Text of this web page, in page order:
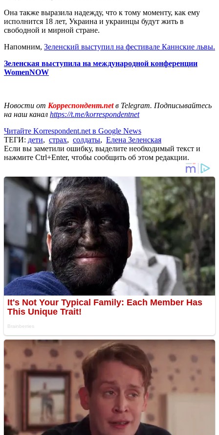
Она также выразила надежду, что к тому моменту, как ему
исполнится 18 лет, Украина и украинцы будут жить в
свободной и мирной стране.
Напомним, Зеленский выступил на фестивале Каннские львы.
Зеленская выступила на международной конференции
WomenNOW
Новости от Корреспондент.netв Telegram. Подписывайтесь
на наш канал https://t.me/korrespondentnet
Читайте Korrespondent.net в Google News
ТЕГИ: дети, страх, солдаты, Елена Зеленская
Если вы заметили ошибку, выделите необходимый текст и
нажмите Ctrl+Enter, чтобы сообщить об этом редакции.